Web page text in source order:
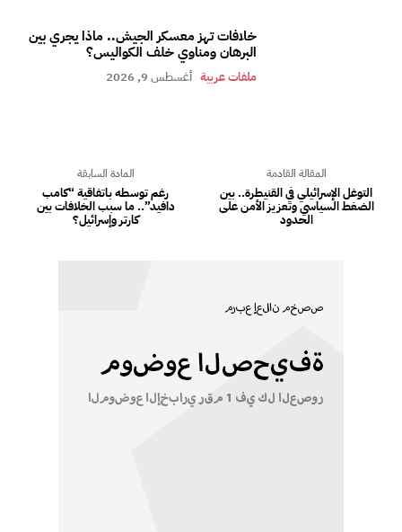
خلافات تهز معسكر الجيش.. ماذا يجري بين
البرهان ومناوي خلف الكواليس؟
ملفات عربية أغسطس 9, 2026
المادة السابقة
رغم توسطه باتفاقية “كامب
دافيد”.. ما سبب الخلافات بين
كارتر وإسرائيل؟
المقالة القادمة
التوغل الإسرائيلي في القنيطرة.. بين
الضغط السياسي وتعزيز الأمن على
الحدود